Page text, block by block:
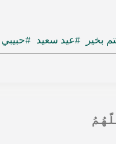
بخير #عيد سعيد